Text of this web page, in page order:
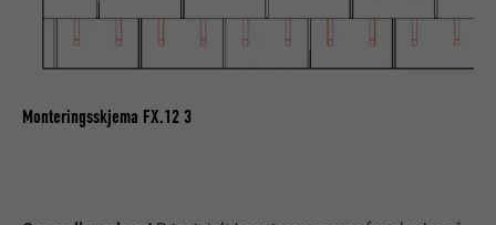
Monteringsskjema FX.12 3
TILBYDER Adsymptotic.com
FORLØP 1 måned
Informasjonskapsel som brukes for å